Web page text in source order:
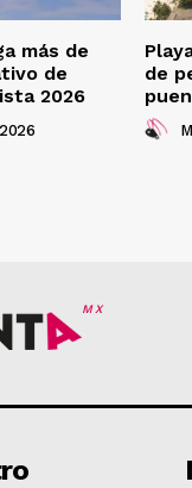
más de
de
2026
de
MX